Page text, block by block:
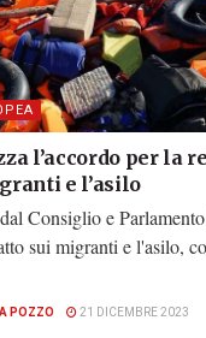
l’accordo per la
e l’asilo
Consiglio e
sui migranti e l'asilo,
POZZO 21 DICEMBRE 2023